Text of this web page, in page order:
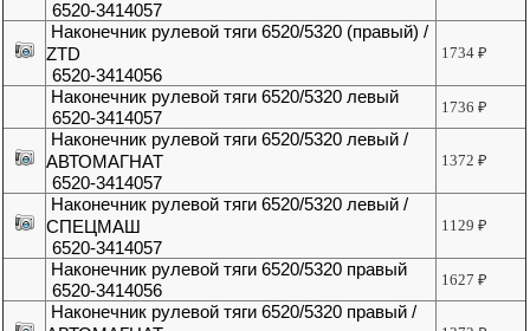
6520-3414057
Наконечник рулевой тяги 6520/5320 (правый) /
ZTD
6520-3414056
1734₽
Наконечник рулевой тяги 6520/5320 левый
6520-3414057
1736₽
Наконечник рулевой тяги 6520/5320 левый /
АВТОМАГНАТ
6520-3414057
1372₽
Наконечник рулевой тяги 6520/5320 левый /
СПЕЦМАШ
6520-3414057
1129₽
Наконечник рулевой тяги 6520/5320 правый
6520-3414056
1627₽
Наконечник рулевой тяги 6520/5320 правый /